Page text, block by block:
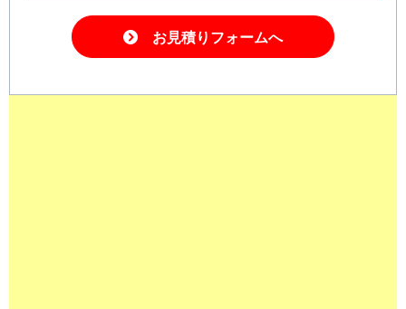
お見積りフォームへ